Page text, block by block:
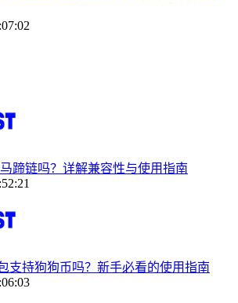
蹄链吗？详解兼容性与使用指南
支持狗狗币吗？新手必看的使用指南